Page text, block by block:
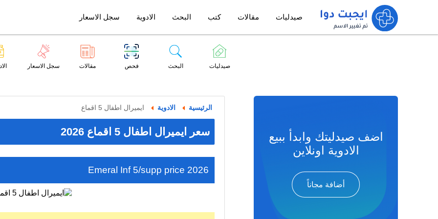
صيدليات مقالات كتب البحث الادوية سجل الاسعار
صيدليات البحث فحص مقالات سجل الاسعار
الرئيسية الادوية ايميرال اطفال 5 اقماع
سعر ايميرال اطفال 5 اقماع 2026
Emeral Inf 5/supp price 2026
اضف صيدليتك وابدأ ببيع
الادوية اونلاين
أضافة مجاناً